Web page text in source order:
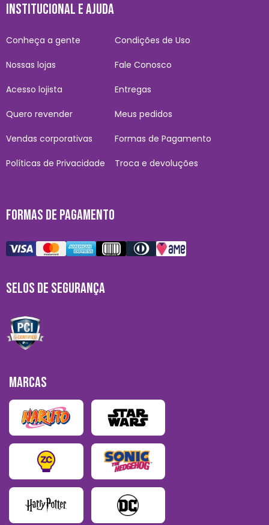
INSTITUCIONAL E AJUDA
Conheça a gente
Nossas lojas
Acesso lojista
Quero revender
Vendas corporativas
Políticas de Privacidade
Condições de Uso
Fale Conosco
Entregas
Meus pedidos
Formas de Pagamento
Troca e devoluções
FORMAS DE PAGAMENTO
SELOS DE SEGURANÇA
MARCAS